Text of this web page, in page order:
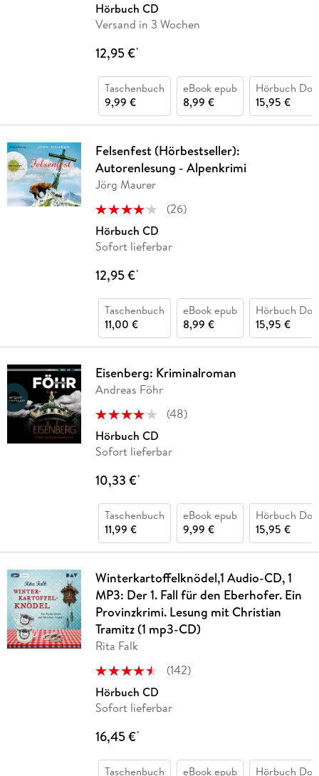
Hörbuch CD
Versand in 3 Wochen
12,95 €*
Taschenbuch
9,99 €
eBook epub
8,99 €
Hörbuch
15,95 €
Felsenfest (Hörbestseller):
Autorenlesung - Alpenkrimi
Jörg Maurer
(26)
Hörbuch CD
Sofort lieferbar
12,95 €*
Taschenbuch
11,00 €
eBook epub
8,99 €
Hörbuch
15,95 €
Eisenberg: Kriminalroman
Andreas Föhr
(48)
Hörbuch CD
Sofort lieferbar
10,33 €*
Taschenbuch
11,99 €
eBook epub
9,99 €
Hörbuch
15,95 €
Winterkartoffelknödel,1 Audio-CD, 1
MP3: Der 1. Fall für den Eberhofer. Ein
Provinzkrimi. Lesung mit Christian
Tramitz (1 mp3-CD)
Rita Falk
(142)
Hörbuch CD
Sofort lieferbar
16,45 €*
Taschenbuch eBook epub Hörbuch